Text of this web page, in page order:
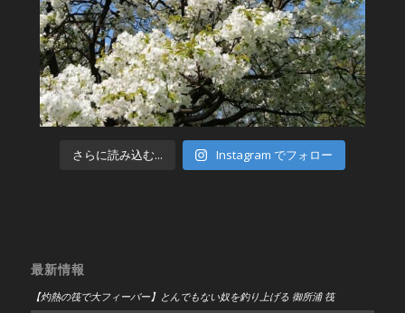
さらに読み込む... Instagram でフォロー
最新情報
【灼熱の筏で大フィーバー】とんでもない奴を釣り上げる 御所浦 筏